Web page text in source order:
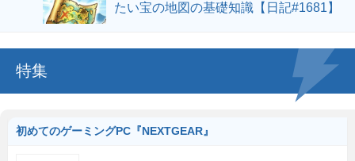
たい宝の地図の基礎知識【日記#1681】
特集
初めてのゲーミングPC『NEXTGEAR』